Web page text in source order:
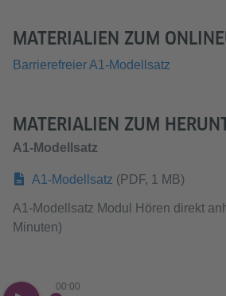
MATERIALIEN ZUM
Barrierefreier A1-Modellsatz
MATERIALIEN ZUM
A1-Modellsatz
A1-Modellsatz (PDF, 1 MB)
A1-Modellsatz Modul Hören direkt
Minuten)
00:00